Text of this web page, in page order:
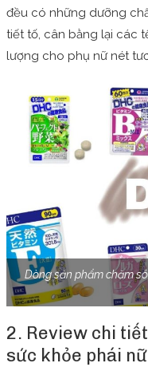
đều có những dưỡng
tiết tố, cân bằng lại các
lượng cho phụ nữ nét
Dòng sản phẩm chăm
2. Review chi
sức khỏe phái